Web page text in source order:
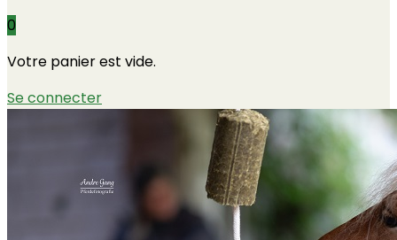
0
Votre panier est vide.
Se connecter